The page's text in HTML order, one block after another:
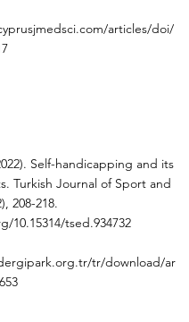
articles/doi/
Self-handicapping and its
Turkish Journal of Sport and
208-218.
10.15314/tsed.934732
tr/download/ar